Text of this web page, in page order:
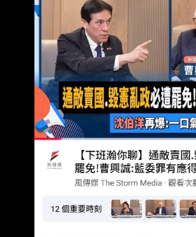
果是32:0大烙賽 說真的蠻
from JPTT on my iPhone --